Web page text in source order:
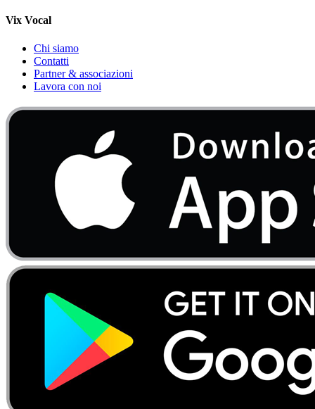
Vix Vocal
Chi siamo
Contatti
Partner & associazioni
Lavora con noi